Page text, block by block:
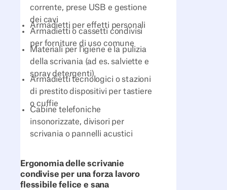
corrente, prese USB e gestione
dei cavi
Armadietti per effetti personali
Armadietti o cassetti condivisi
per forniture di uso comune
Materiali per l'igiene e la pulizia
della scrivania (ad es. salviette e
spray detergenti)
Armadietti tecnologici o stazioni
di prestito dispositivi per tastiere
o cuffie
Cabine telefoniche
insonorizzate, divisori per
scrivania o pannelli acustici
Ergonomia delle scrivanie
condivise per una forza lavoro
flessibile felice e sana